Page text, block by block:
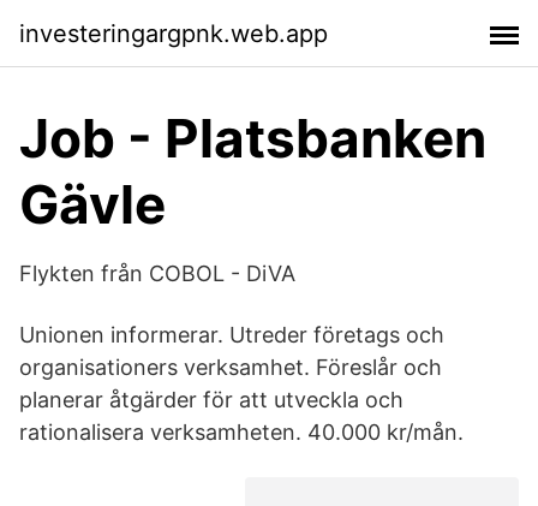
investeringargpnk.web.app
Job - Platsbanken
Gävle
Flykten från COBOL - DiVA
Unionen informerar. Utreder företags och
organisationers verksamhet. Föreslår och
planerar åtgärder för att utveckla och
rationalisera verksamheten. 40.000 kr/mån.